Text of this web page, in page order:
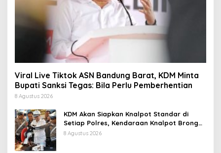
Viral Live Tiktok ASN Bandung Barat, KDM Minta
Bupati Sanksi Tegas: Bila Perlu Pemberhentian
8 Agustus 2026
KDM Akan Siapkan Knalpot Standar di
Setiap Polres, Kendaraan Knalpot Brong
Tertangkap Langsung Ganti
8 Agustus 2026